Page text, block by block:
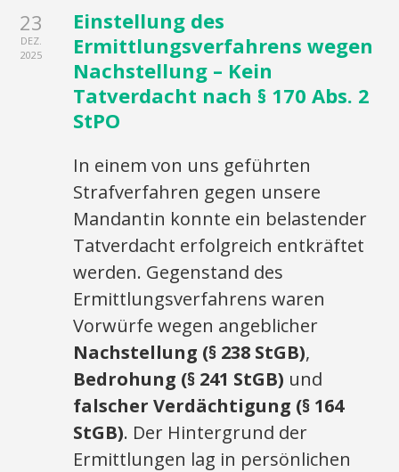
23
DEZ.
2025
Einstellung des
Ermittlungsverfahrens wegen
Nachstellung – Kein
Tatverdacht nach § 170 Abs. 2
StPO
In einem von uns geführten
Strafverfahren gegen unsere
Mandantin konnte ein belastender
Tatverdacht erfolgreich entkräftet
werden. Gegenstand des
Ermittlungsverfahrens waren
Vorwürfe wegen angeblicher
Nachstellung (§ 238 StGB),
Bedrohung (§ 241 StGB) und
falscher Verdächtigung (§ 164
StGB). Der Hintergrund der
Ermittlungen lag in persönlichen